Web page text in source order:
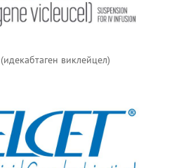
виклейцел)